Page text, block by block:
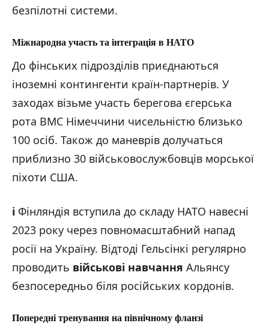
безпілотні системи.
Міжнародна участь та інтеграція в НАТО
До фінських підрозділів приєднаються
іноземні контингенти країн-партнерів. У
заходах візьме участь берегова єгерська
рота ВМС Німеччини чисельністю близько
100 осіб. Також до маневрів долучаться
приблизно 30 військовослужбовців морської
піхоти США.
ℹ️ Фінляндія вступила до складу НАТО навесні
2023 року через повномасштабний напад
росії на Україну. Відтоді Гельсінкі регулярно
проводить військові навчання Альянсу
безпосередньо біля російських кордонів.
Попередні тренування на північному фланзі